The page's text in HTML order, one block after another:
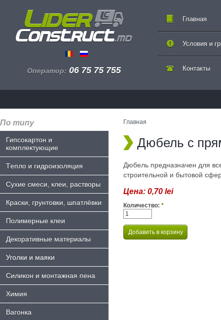
Оператор: 06 75 75 755
Главная
Контакты
Условия и
По типу
Гипсокартон и
комплектующие
Tепло и гидроизоляция
Сухие смеси, клеи, растворы
Краски, грунтовки, шпатлёвки
Полимерные клеи
Декоративные материалы
Уголки и маяки
Силикон и монтажная пена
Химия
Bагонка
Главная
Дюбель с
Дюбель предназначен для
строительной и бытовой
Цена: 0,70 lei
Количество: *